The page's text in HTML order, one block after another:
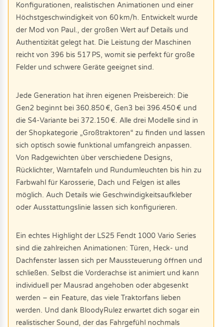
Konfigurationen, realistischen Animationen und einer
Höchstgeschwindigkeit von 60 km/h. Entwickelt wurde
der Mod von Paul., der großen Wert auf Details und
Authentizität gelegt hat. Die Leistung der Maschinen
reicht von 396 bis 517 PS, womit sie perfekt für große
Felder und schwere Geräte geeignet sind.
Jede Generation hat ihren eigenen Preisbereich: Die
Gen2 beginnt bei 360.850 €, Gen3 bei 396.450 € und
die S4-Variante bei 372.150 €. Alle drei Modelle sind in
der Shopkategorie „Großtraktoren“ zu finden und lassen
sich optisch sowie funktional umfangreich anpassen.
Von Radgewichten über verschiedene Designs,
Rücklichter, Warntafeln und Rundumleuchten bis hin zu
Farbwahl für Karosserie, Dach und Felgen ist alles
möglich. Auch Details wie Geschwindigkeitsaufkleber
oder Ausstattungslinie lassen sich konfigurieren.
Ein echtes Highlight der LS25 Fendt 1000 Vario Series
sind die zahlreichen Animationen: Türen, Heck- und
Dachfenster lassen sich per Maussteuerung öffnen und
schließen. Selbst die Vorderachse ist animiert und kann
individuell per Mausrad angehoben oder abgesenkt
werden – ein Feature, das viele Traktorfans lieben
werden. Und dank BloodyRulez erwartet dich sogar ein
realistischer Sound, der das Fahrgefühl nochmals